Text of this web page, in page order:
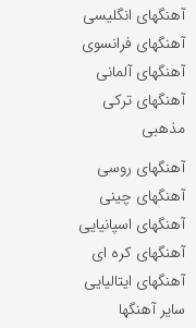
آهنگهای انگلیسی
آهنگهای فرانسوی
آهنگهای آلمانی
آهنگهای ترکی
مذهبی
آهنگهای روسی
آهنگهای چینی
آهنگهای اسپانیایی
آهنگهای کره ای
آهنگهای ایتالیایی
سایر آهنگها